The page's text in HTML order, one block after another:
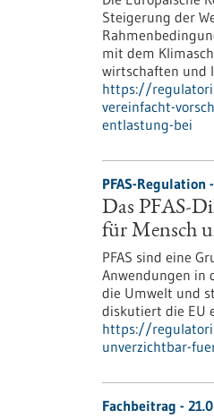
Steigerung der
mit dem
wirtschaften und
https://
vereinfacht-
entlastung-bei
PFAS-Regulation
Das PFAS-
für Mensch
PFAS sind eine
Anwendungen in
die Umwelt und
diskutiert die EU
https://
unverzichtbar-
Fachbeitrag -